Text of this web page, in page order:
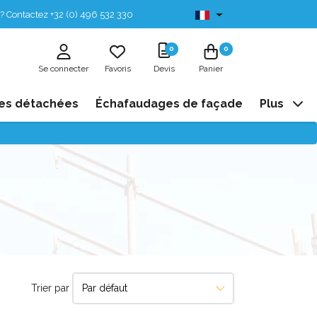
Contactez +32 (0) 496 532 330 Disponibles de stock
Se connecter Favoris
0
Devis
0
Panier
détachées Échafaudages de façade Plus
Trier par